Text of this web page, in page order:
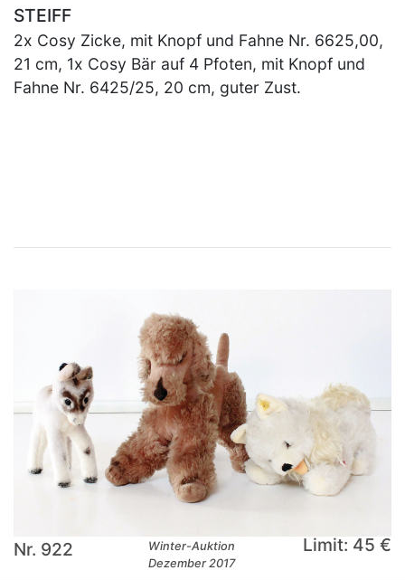
STEIFF
2x Cosy Zicke, mit Knopf und Fahne Nr. 6625,00,
21 cm, 1x Cosy Bär auf 4 Pfoten, mit Knopf und
Fahne Nr. 6425/25, 20 cm, guter Zust.
Nr. 922
Winter-Auktion
Dezember 2017
Limit: 45 €